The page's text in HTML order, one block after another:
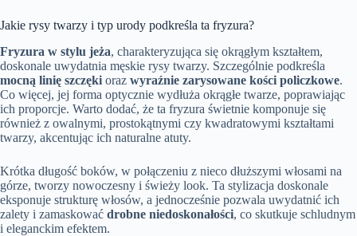
Jakie rysy twarzy i typ urody podkreśla ta fryzura?
Fryzura w stylu jeża, charakteryzująca się okrągłym kształtem,
doskonale uwydatnia męskie rysy twarzy. Szczególnie podkreśla
mocną linię szczęki oraz wyraźnie zarysowane kości policzkowe.
Co więcej, jej forma optycznie wydłuża okrągłe twarze, poprawiając
ich proporcje. Warto dodać, że ta fryzura świetnie komponuje się
również z owalnymi, prostokątnymi czy kwadratowymi kształtami
twarzy, akcentując ich naturalne atuty.
Krótka długość boków, w połączeniu z nieco dłuższymi włosami na
górze, tworzy nowoczesny i świeży look. Ta stylizacja doskonale
eksponuje strukturę włosów, a jednocześnie pozwala uwydatnić ich
zalety i zamaskować drobne niedoskonałości, co skutkuje schludnym
i eleganckim efektem.